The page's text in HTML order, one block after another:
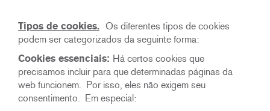
Tipos de cookies. Os diferentes tipos de cookies
podem ser categorizados da seguinte forma:
Cookies essenciais: Há certos cookies que
precisamos incluir para que determinadas páginas da
web funcionem. Por isso, eles não exigem seu
consentimento. Em especial: